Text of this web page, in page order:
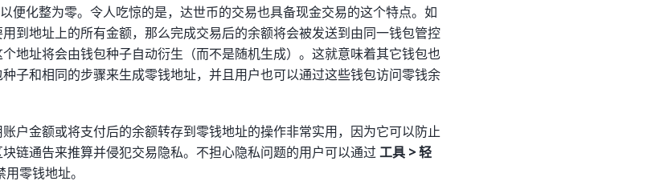
便化整为零。令人吃惊的是，达世币的交易也具备现金交易的这个特点。如
到地址上的所有金额，那么完成交易后的余额将会被发送到由同一钱包管控
地址将会由钱包种子自动衍生（而不是随机生成）。这就意味着其它钱包也
子和相同的步骤来生成零钱地址，并且用户也可以通过这些钱包访问零钱余
户金额或将支付后的余额转存到零钱地址的操作非常实用，因为它可以防止
链通告来推算并侵犯交易隐私。不担心隐私问题的用户可以通过 工具 > 轻
零钱地址。